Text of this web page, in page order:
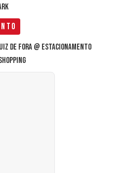
de Fora @ estacionamento